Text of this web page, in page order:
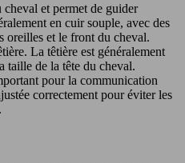
et permet de guider
en cuir souple, avec des
oreilles et le front du cheval.
La têtière est généralement
taille de la tête du cheval.
pour la communication
correctement pour éviter les